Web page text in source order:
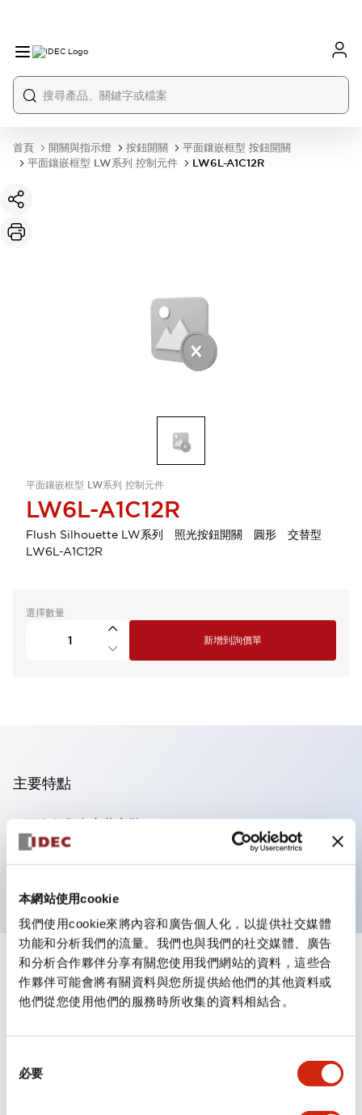
本網站使用cookie
我們使用cookie來將內容和廣告個人化，以提供社交媒體
功能和分析我們的流量。我們也與我們的社交媒體、廣告
和分析合作夥伴分享有關您使用我們網站的資料，這些合
作夥伴可能會將有關資料與您所提供給他們的其他資料或
他們從您使用他們的服務時所收集的資料相結合。
必要
首頁 開關與指示燈 按鈕開關
平面鑲嵌框型 按鈕開關
平面鑲嵌框型 LW系列 控制元件
LW6L-A1C12R
平面鑲嵌框型 LW系列 控制元件
LW6L-A1C12R
Flush Silhouette LW系列 照光按鈕開關 圓形 交替型
LW6L-A1C12R
選擇數量
新增到詢價單
主要特點
可進行集合密著安裝
附鎖選擇開關採用高安全性的彈子鎖結構
規格 顯示全部
審美規範